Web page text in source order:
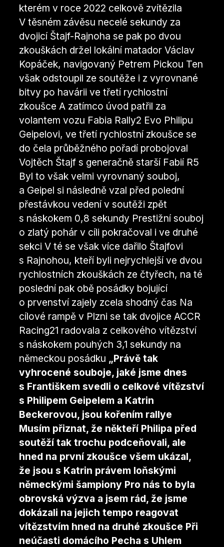
kterém v roce 2022 celkově zvítězila
V těsném závěsu necelé sekundy za
dvojicí Štajf-Rajnoha se pak po dvou
zkouškách držel lokální matador Václav
Kopáček, navigovaný Petrem Pickou Ten
však odstoupil ze soutěže i z vyrovnané
bitvy po havárii ve třetí rychlostní
zkoušce A zatímco úvod patřil za
volantem vozu Fabia Rally2 Evo Philipu
Geipelovi, ve třetí rychlostní zkoušce se
do čela průběžného pořadí probojoval
Vojtěch Štajf s generačně starší Fabií R5
Byl to však velmi vyrovnaný souboj,
a Geipel si následně vzal před polední
přestávkou vedení v soutěži zpět
s náskokem 0,8 sekundy Prestižní souboj
o zlatý pohár v cíli pokračoval i ve druhé
sekci V té se však více dařilo Štajfovi
s Rajnohou, kteří byli nejrychlejší ve dvou
rychlostních zkouškách ze čtyřech, na té
poslední pak obě posádky bojující
o prvenství zajely zcela shodný čas Na
cílové rampě v Plzni se tak dvojice ACCR
Racing21 radovala z celkového vítězství
s náskokem pouhých 3,1 sekundy na
německou posádku „Právě tak
vyhrocené souboje, jaké jsme dnes
s Františkem svedli o celkové vítězství
s Philipem Geipelem a Katrin
Beckerovou, jsou kořením rallye
Musím přiznat, že někteří Philipa před
soutěží tak trochu podceňovali, ale
hned na první zkoušce všem ukázal,
že jsou s Katrin právem loňskými
německými šampiony Pro nás to byla
obrovská výzva a jsem rád, že jsme
dokázali na jejich tempo reagovat
vítězstvím hned na druhé zkoušce Při
neúčasti domácího Pecha s Uhlem